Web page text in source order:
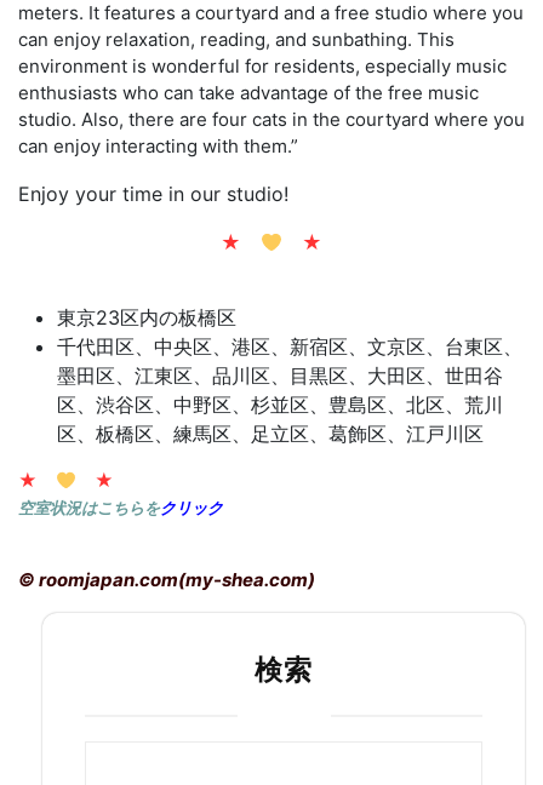
meters. It features a courtyard and a free studio where you
can enjoy relaxation, reading, and sunbathing. This
environment is wonderful for residents, especially music
enthusiasts who can take advantage of the free music
studio. Also, there are four cats in the courtyard where you
can enjoy interacting with them.”
Enjoy your time in our studio!
★
★
東京23区内の板橋区
千代田区、中央区、港区、新宿区、文京区、台東区、
墨田区、江東区、品川区、目黒区、大田区、世田谷
区、渋谷区、中野区、杉並区、豊島区、北区、荒川
区、板橋区、練馬区、足立区、葛飾区、江戸川区
★ ★
空室状況はこちらをクリック
© roomjapan.com(my-shea.com)
検索